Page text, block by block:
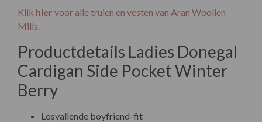
Klik hier voor alle truien en vesten van Aran Woollen
Mills.
Productdetails Ladies Donegal
Cardigan Side Pocket Winter
Berry
Losvallende boyfriend-fit